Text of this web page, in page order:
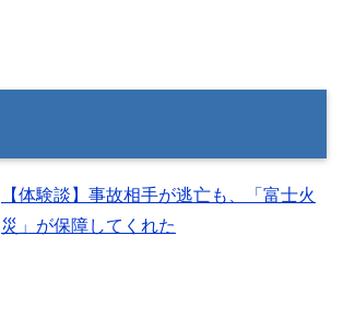
【体験談】事故相手が逃亡も、「富士火
災」が保障してくれた